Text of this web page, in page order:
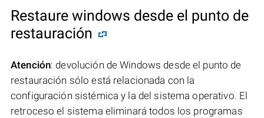
Restaure windows desde el punto de
restauración
Atención: devolución de Windows desde el punto de
restauración sólo está relacionada con la
configuración sistémica y la del sistema operativo. El
retroceso el sistema eliminará todos los programas